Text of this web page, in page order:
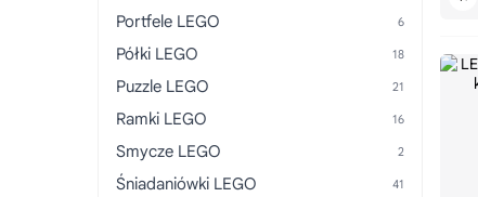
Portfele LEGO
Półki LEGO
Puzzle LEGO
Ramki LEGO
Smycze LEGO
Śniadaniówki LEGO